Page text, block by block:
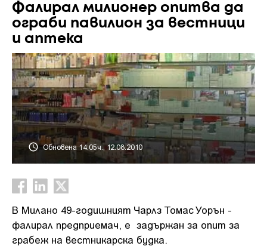
Фалирал милионер опитва да
ограби павилион за вестници
и аптека
Обновена 14:05ч., 12.08.2010
В Милано 49-годишният Чарлз Томас Уорън -
фалирал предприемач, е задържан за опит за
грабеж на вестникарска будка.